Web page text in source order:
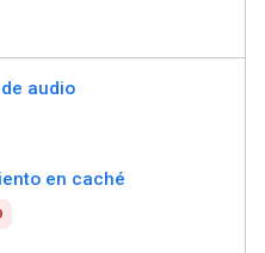
audio
en caché